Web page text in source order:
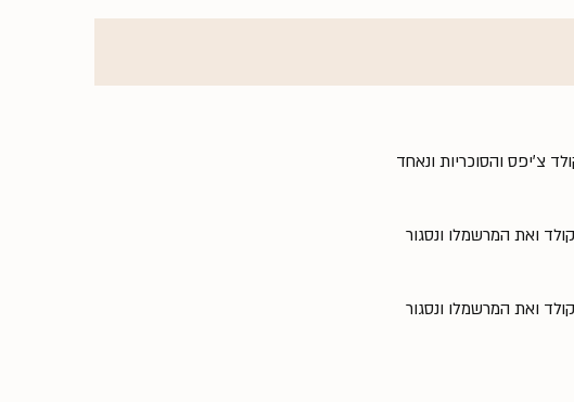
צ׳יפס והסוכריות ונאחד
את השוקולד ואת המרשמלו ונסגור
את השוקולד ואת המרשמלו ונסגור